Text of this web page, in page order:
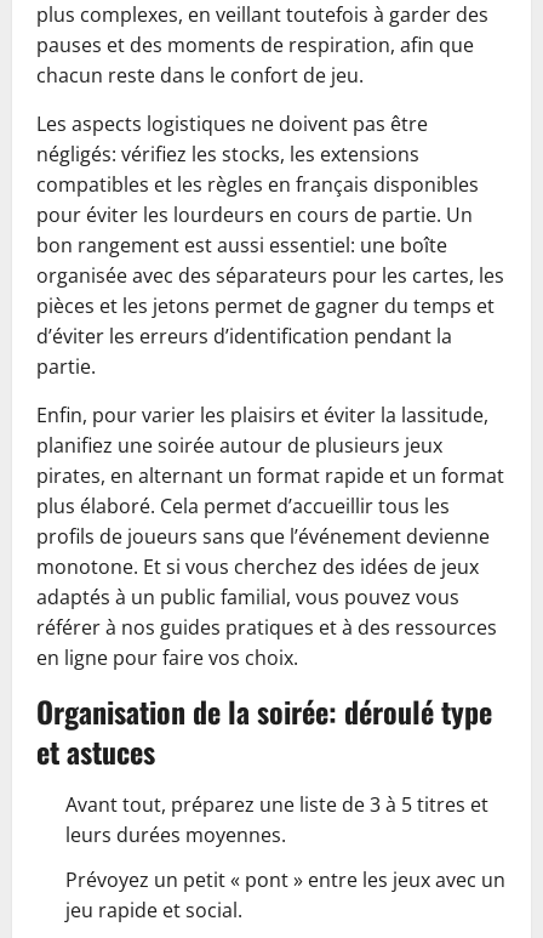
plus complexes, en veillant toutefois à garder des
pauses et des moments de respiration, afin que
chacun reste dans le confort de jeu.
Les aspects logistiques ne doivent pas être
négligés: vérifiez les stocks, les extensions
compatibles et les règles en français disponibles
pour éviter les lourdeurs en cours de partie. Un
bon rangement est aussi essentiel: une boîte
organisée avec des séparateurs pour les cartes, les
pièces et les jetons permet de gagner du temps et
d’éviter les erreurs d’identification pendant la
partie.
Enfin, pour varier les plaisirs et éviter la lassitude,
planifiez une soirée autour de plusieurs jeux
pirates, en alternant un format rapide et un format
plus élaboré. Cela permet d’accueillir tous les
profils de joueurs sans que l’événement devienne
monotone. Et si vous cherchez des idées de jeux
adaptés à un public familial, vous pouvez vous
référer à nos guides pratiques et à des ressources
en ligne pour faire vos choix.
Organisation de la soirée: déroulé type
et astuces
Avant tout, préparez une liste de 3 à 5 titres et
leurs durées moyennes.
Prévoyez un petit « pont » entre les jeux avec un
jeu rapide et social.